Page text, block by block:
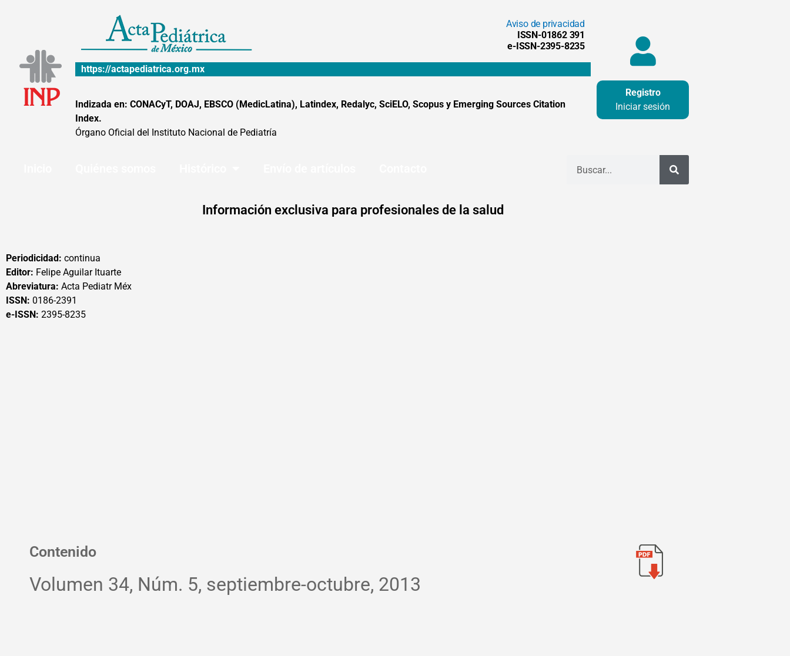
Aviso de privacidad
ISSN-01862 391
e-ISSN-2395-8235
https://actapediatrica.org.mx
Indizada en: CONACyT, DOAJ, EBSCO (MedicLatina), Latindex, Redalyc, SciELO, Scopus y Emerging Sources Citation
Index.
Órgano Oficial del Instituto Nacional de Pediatría
Registro
Iniciar sesión
Información exclusiva para profesionales de la salud
Periodicidad: continua
Editor: Felipe Aguilar Ituarte
Abreviatura: Acta Pediatr Méx
ISSN: 0186-2391
e-ISSN: 2395-8235
Contenido
Volumen 34, Núm. 5, septiembre-octubre, 2013